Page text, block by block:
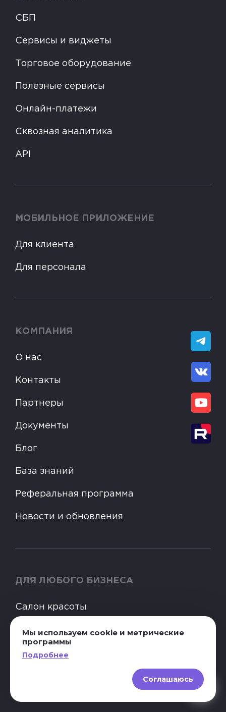
СБП
Сервисы и виджеты
Торговое оборудование
Полезные сервисы
Онлайн-платежи
Сквозная аналитика
API
МОБИЛЬНОЕ ПРИЛОЖЕНИЕ
Для клиента
Для персонала
КОМПАНИЯ
О нас
Контакты
Партнеры
Документы
Блог
База знаний
Реферальная программа
Новости и обновления
ДЛЯ ЛЮБОГО БИЗНЕСА
Салон красоты
SPA
Парикмахерская
Тату-салон
Мы используем cookie и метрические
программы
Подробнее
Соглашаюсь